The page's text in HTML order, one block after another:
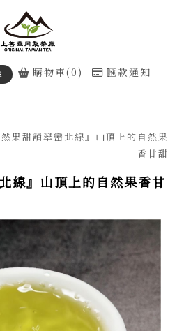
購物車(0) 匯款通知
果甜韻翠巒北線』山頂上的自然果
香甘甜
線』山頂上的自然果香甘